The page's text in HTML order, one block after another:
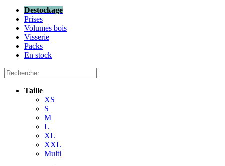
Destockage
Prises
Volumes bois
Visserie
Packs
En stock
Taille
XS
S
M
L
XL
XXL
Multi